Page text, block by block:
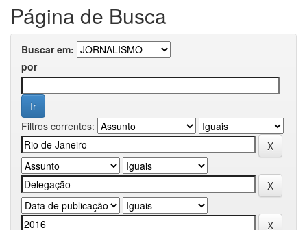
Página de Busca
Buscar em:
por
Filtros correntes: